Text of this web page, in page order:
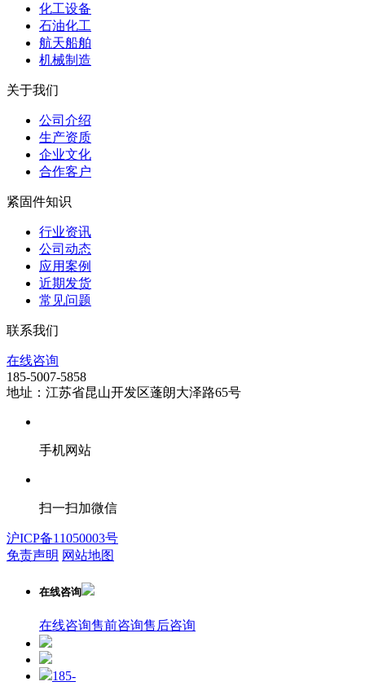
化工设备
石油化工
航天船舶
机械制造
关于我们
公司介绍
生产资质
企业文化
合作客户
紧固件知识
行业资讯
公司动态
应用案例
近期发货
常见问题
联系我们
在线咨询
185-5007-5858
地址：江苏省昆山开发区蓬朗大泽路65号
手机网站
扫一扫加微信
沪ICP备11050003号
免责声明 网站地图
在线咨询
在线咨询售前咨询售后咨询
185-